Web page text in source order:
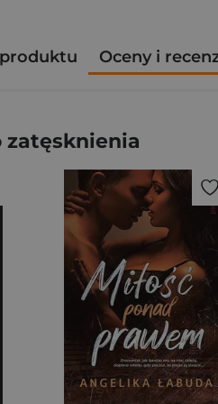
produktu Oceny i
zatęsknienia